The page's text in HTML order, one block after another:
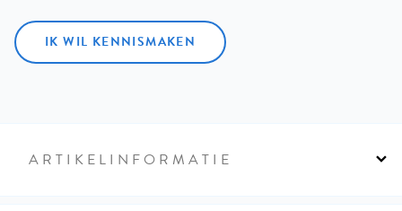
IK WIL KENNISMAKEN
ARTIKELINFORMATIE